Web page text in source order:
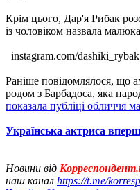
Крім цього, Дар'я Рибак
із чоловіком назвала
instagram.com/dashiki_rybak
Раніше повідомлялося, що
родом з Барбадоса, яка
показала публіці обличчя
Українська актриса
Новини від
наш канал https://t.me/